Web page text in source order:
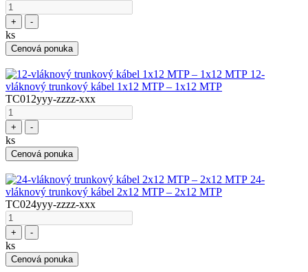
+ -
ks
Cenová ponuka
12-
vláknový trunkový kábel 1x12 MTP – 1x12 MTP
TC012yyy-zzzz-xxx
+ -
ks
Cenová ponuka
24-
vláknový trunkový kábel 2x12 MTP – 2x12 MTP
TC024yyy-zzzz-xxx
+ -
ks
Cenová ponuka